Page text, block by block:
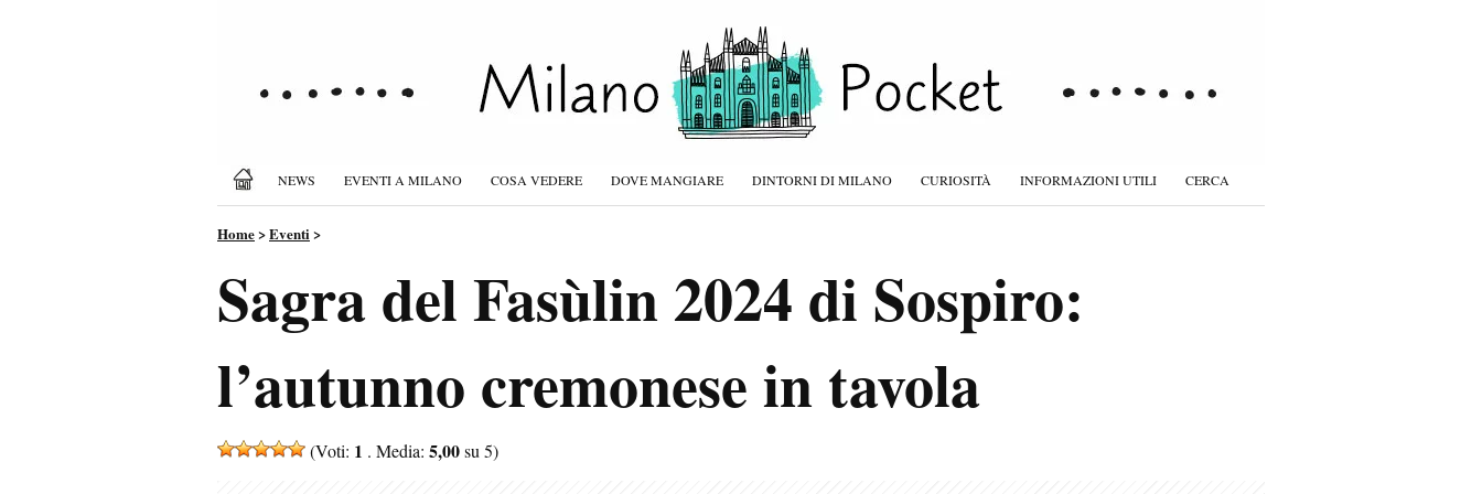
NEWS EVENTI A MILANO COSA VEDERE DOVE MANGIARE DINTORNI DI MILANO CURIOSITÀ INFORMAZIONI UTILI CERCA
Home>Eventi>
Sagra del Fasùlin 2024 di Sospiro:
l’autunno cremonese in tavola
(Voti: 1 . Media: 5,00su 5)